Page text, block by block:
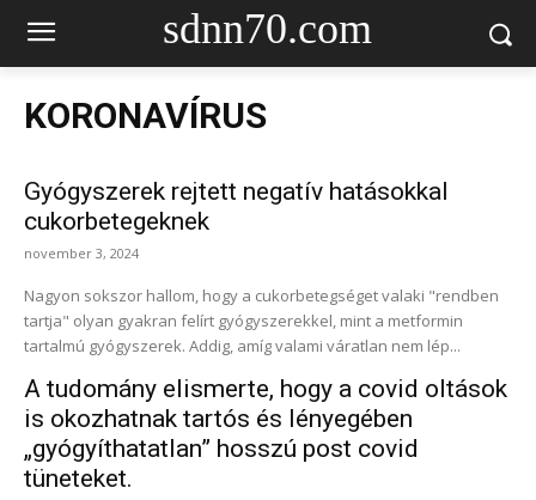
sdnn70.com
KORONAVÍRUS
Gyógyszerek rejtett negatív hatásokkal
cukorbetegeknek
november 3, 2024
Nagyon sokszor hallom, hogy a cukorbetegséget valaki "rendben
tartja" olyan gyakran felírt gyógyszerekkel, mint a metformin
tartalmú gyógyszerek. Addig, amíg valami váratlan nem lép...
A tudomány elismerte, hogy a covid oltások
is okozhatnak tartós és lényegében
„gyógyíthatatlan” hosszú post covid
tüneteket.